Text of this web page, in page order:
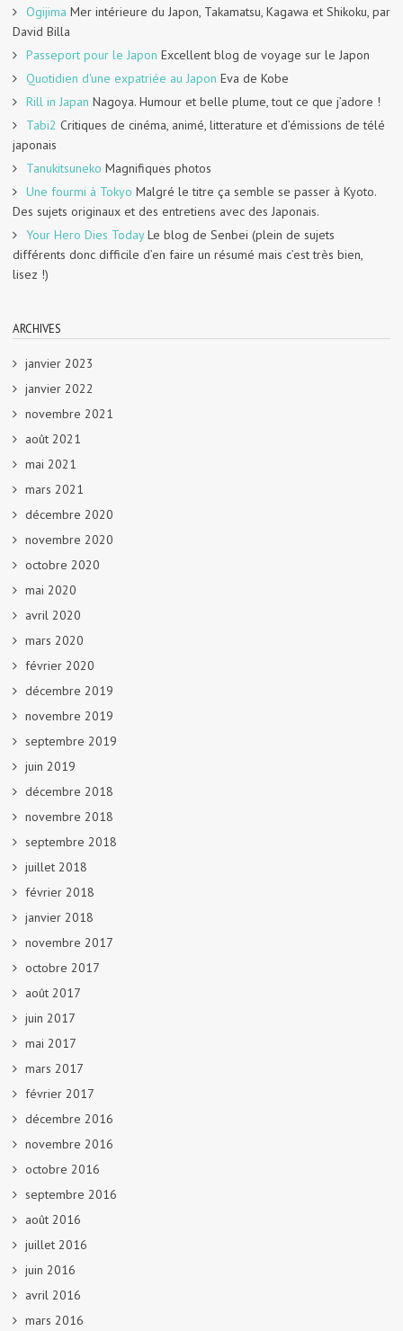
Ogijima Mer intérieure du Japon, Takamatsu, Kagawa et Shikoku, par
David Billa
Passeport pour le Japon Excellent blog de voyage sur le Japon
Quotidien d'une expatriée au Japon Eva de Kobe
Rill in Japan Nagoya. Humour et belle plume, tout ce que j’adore !
Tabi2 Critiques de cinéma, animé, litterature et d’émissions de télé
japonais
Tanukitsuneko Magnifiques photos
Une fourmi à Tokyo Malgré le titre ça semble se passer à Kyoto.
Des sujets originaux et des entretiens avec des Japonais.
Your Hero Dies TodayLe blog de Senbei (plein de sujets
différents donc difficile d’en faire un résumé mais c’est très bien,
lisez !)
ARCHIVES
janvier 2023
janvier 2022
novembre 2021
août 2021
mai 2021
mars 2021
décembre 2020
novembre 2020
octobre 2020
mai 2020
avril 2020
mars 2020
février 2020
décembre 2019
novembre 2019
septembre 2019
juin 2019
décembre 2018
novembre 2018
septembre 2018
juillet 2018
février 2018
janvier 2018
novembre 2017
octobre 2017
août 2017
juin 2017
mai 2017
mars 2017
février 2017
décembre 2016
novembre 2016
octobre 2016
septembre 2016
août 2016
juillet 2016
juin 2016
avril 2016
mars 2016